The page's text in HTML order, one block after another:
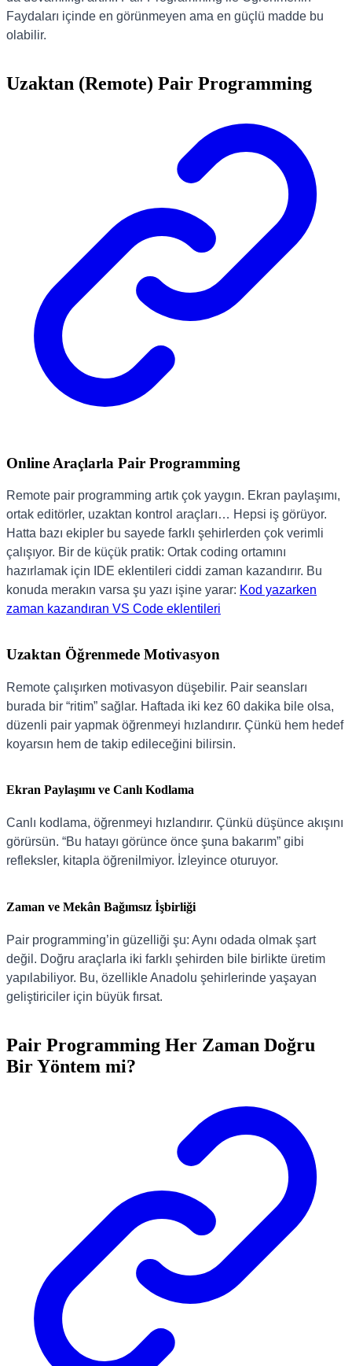
Faydaları içinde en görünmeyen ama en güçlü madde bu
olabilir.
Uzaktan (Remote) Pair Programming
Online Araçlarla Pair Programming
Remote pair programming artık çok yaygın. Ekran paylaşımı,
ortak editörler, uzaktan kontrol araçları… Hepsi iş görüyor.
Hatta bazı ekipler bu sayede farklı şehirlerden çok verimli
çalışıyor. Bir de küçük pratik: Ortak coding ortamını
hazırlamak için IDE eklentileri ciddi zaman kazandırır. Bu
konuda merakın varsa şu yazı işine yarar: Kod yazarken
zaman kazandıran VS Code eklentileri
Uzaktan Öğrenmede Motivasyon
Remote çalışırken motivasyon düşebilir. Pair seansları
burada bir “ritim” sağlar. Haftada iki kez 60 dakika bile olsa,
düzenli pair yapmak öğrenmeyi hızlandırır. Çünkü hem hedef
koyarsın hem de takip edileceğini bilirsin.
Ekran Paylaşımı ve Canlı Kodlama
Canlı kodlama, öğrenmeyi hızlandırır. Çünkü düşünce akışını
görürsün. “Bu hatayı görünce önce şuna bakarım” gibi
refleksler, kitapla öğrenilmiyor. İzleyince oturuyor.
Zaman ve Mekân Bağımsız İşbirliği
Pair programming’in güzelliği şu: Aynı odada olmak şart
değil. Doğru araçlarla iki farklı şehirden bile birlikte üretim
yapılabiliyor. Bu, özellikle Anadolu şehirlerinde yaşayan
geliştiriciler için büyük fırsat.
Pair Programming Her Zaman Doğru
Bir Yöntem mi?